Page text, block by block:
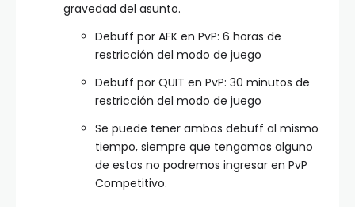
gravedad del asunto.
Debuff por AFK en PvP: 6 horas de
restricción del modo de juego
Debuff por QUIT en PvP: 30 minutos de
restricción del modo de juego
Se puede tener ambos debuff al mismo
tiempo, siempre que tengamos alguno
de estos no podremos ingresar en PvP
Competitivo.